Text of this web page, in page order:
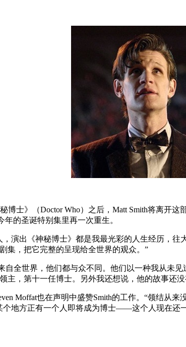
博士》（Doctor Who）之后，Matt Smith将离开
的圣诞特别集里再一次重生。
演出《神秘博士》都是我最光彩的人生经历，
集，把它完整的呈现给全世界的观众。”
自全世界，他们都与众不同。他们以一种我从未
主，第十一任博士。另外我还想说，他的故事还
Moffat也在声明中盛赞Smith的工作。“领结从
个地方正有一个人即将成为博士——这个人现在还